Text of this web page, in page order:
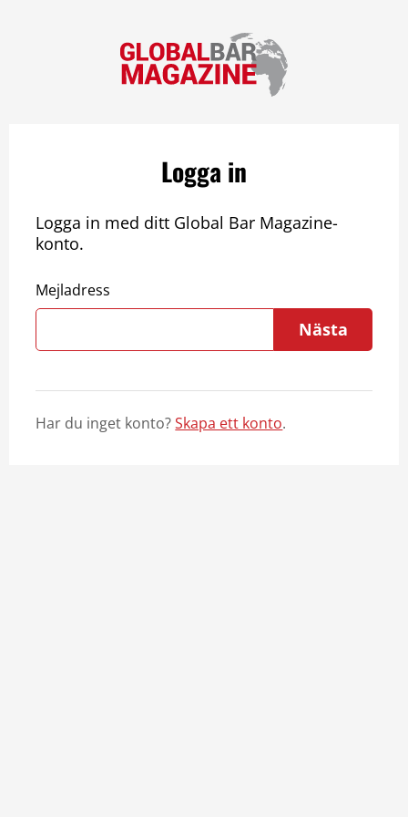
Logga in
Logga in med ditt Global Bar Magazine-
konto.
Mejladress
Nästa
Har du inget konto?Skapa ett konto.